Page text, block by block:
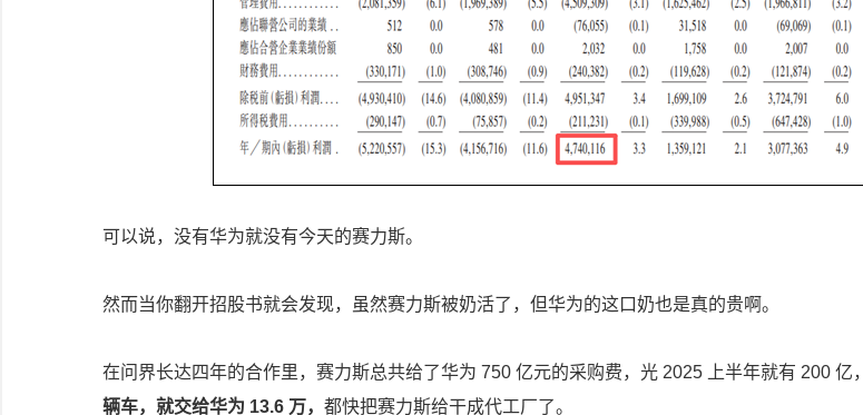
可以说，没有华为就没有今天的赛力斯。
然而当你翻开招股书就会发现，虽然赛力斯被奶活了，但华为的这口奶也是真的贵啊。
在问界长达四年的合作里，赛力斯总共给了华为 750 亿元的采购费，光 2025 上半年就有 200 亿，
辆车，就交给华为 13.6 万， 都快把赛力斯给干成代工厂了。